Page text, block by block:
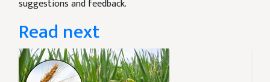
suggestions and feedback.
Read next